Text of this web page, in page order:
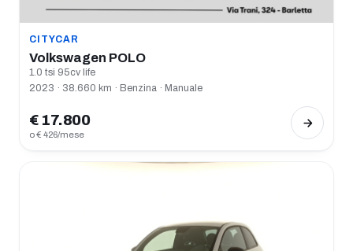
CITYCAR
Volkswagen POLO
1.0 tsi 95cv life
2023 · 38.660 km · Benzina · Manuale
€ 17.800
o € 426/mese